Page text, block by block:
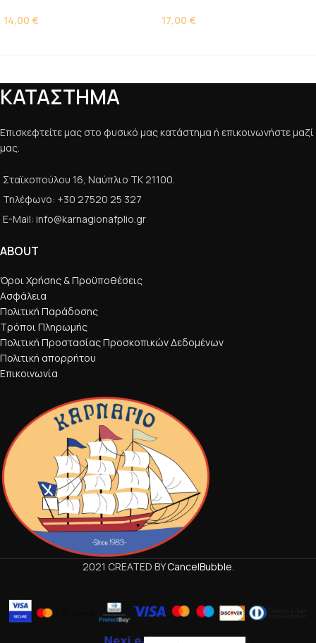
14,00 € 17,00 €
ΚΑΤΑΣΤΗΜΑ
Επισκεφτείτε μας στο φυσικό μας κατάστημα ή επικοινωνήστε μαζί
μας.
Σταϊκοπούλου 16, Ναύπλιο ΤΚ 21100.
Τηλέφωνο: +30 27520 25 327
E-Mail: info@karnagionafplio.gr
ABOUT
Όροι Χρήσης & Προϋποθέσεις
Ασφάλεια
Πολιτική Παράδοσης
Τρόποι Πληρωμής
Πολιτική Προστασίας Προσκοπικών Δεδομένων
Πολιτική απορρήτου
Επικοινωνία
2021 CREATED BYCancelBubble.